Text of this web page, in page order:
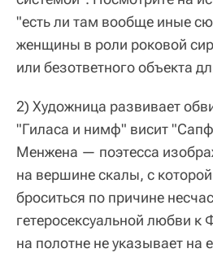
"есть ли там вообще иные
женщины в роли роковой
или безответного объекта
2) Художница развивает
"Гиласа и нимф" висит
Менжена — поэтесса
на вершине скалы, с
броситься по причине
гетеросексуальной любви к
на полотне не указывает на